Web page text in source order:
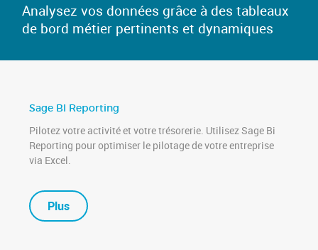
Analysez vos données grâce à des tableaux
de bord métier pertinents et dynamiques
Sage BI Reporting
Pilotez votre activité et votre trésorerie. Utilisez Sage Bi
Reporting pour optimiser le pilotage de votre entreprise
via Excel.
Plus